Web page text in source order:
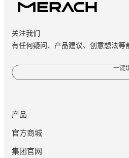
关注我们
有任何疑问、产品建议、创意想法等
一键
产品
官方商城
集团官网